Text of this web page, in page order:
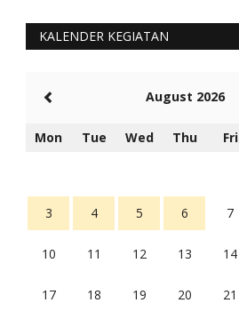
KALENDER KEGIATAN
August 2026
Mon Tue Wed Thu Fri
3 4 5 6 7
10 11 12 13 14
17 18 19 20 21